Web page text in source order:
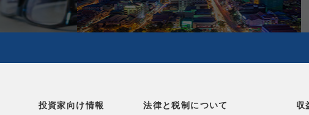
投資家向け情報 法律と税制について 収